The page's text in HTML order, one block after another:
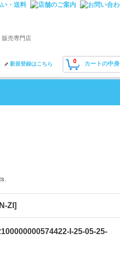
販売専門店
0 カートの中身
新規登録はこちら
ZI ]
I-25-05-25-